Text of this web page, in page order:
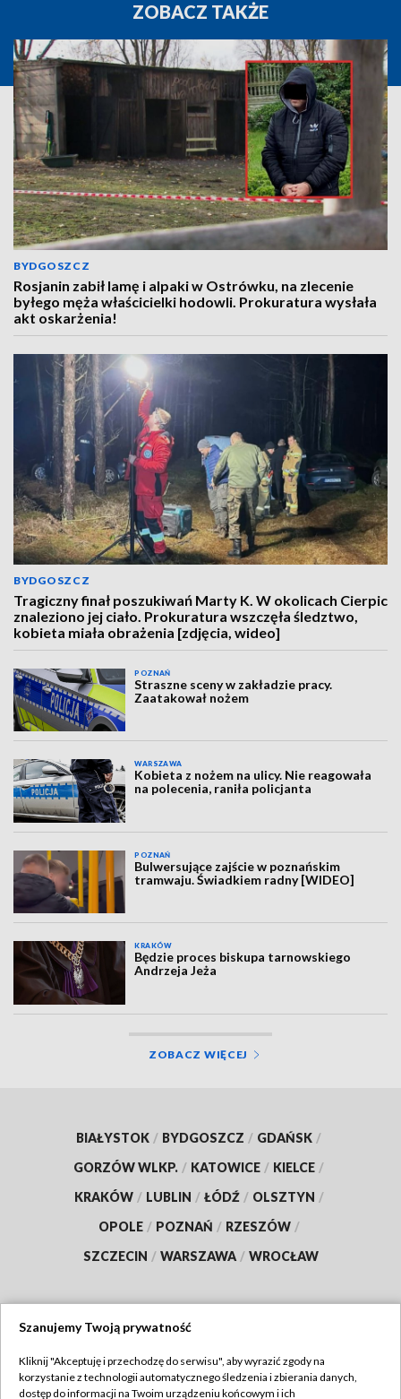
ZOBACZ TAKŻE
BYDGOSZCZ
Rosjanin zabił lamę i alpaki w Ostrówku, na zlecenie
byłego męża właścicielki hodowli. Prokuratura wysłała
akt oskarżenia!
BYDGOSZCZ
Tragiczny finał poszukiwań Marty K. W okolicach Cierpic
znaleziono jej ciało. Prokuratura wszczęła śledztwo,
kobieta miała obrażenia [zdjęcia, wideo]
POZNAŃ
Straszne sceny w zakładzie pracy.
Zaatakował nożem
WARSZAWA
Kobieta z nożem na ulicy. Nie reagowała
na polecenia, raniła policjanta
POZNAŃ
Bulwersujące zajście w poznańskim
tramwaju. Świadkiem radny [WIDEO]
KRAKÓW
Będzie proces biskupa tarnowskiego
Andrzeja Jeża
ZOBACZ WIĘCEJ
BIAŁYSTOK / BYDGOSZCZ / GDAŃSK /
GORZÓW WLKP. / KATOWICE / KIELCE /
KRAKÓW / LUBLIN / ŁÓDŹ / OLSZTYN /
OPOLE / POZNAŃ / RZESZÓW /
SZCZECIN / WARSZAWA / WROCŁAW
TVP
Szanujemy Twoją prywatność
Kliknij "Akceptuję i przechodzę do serwisu", aby wyrazić zgody na
korzystanie z technologii automatycznego śledzenia i zbierania danych,
dostęp do informacji na Twoim urządzeniu końcowym i ich